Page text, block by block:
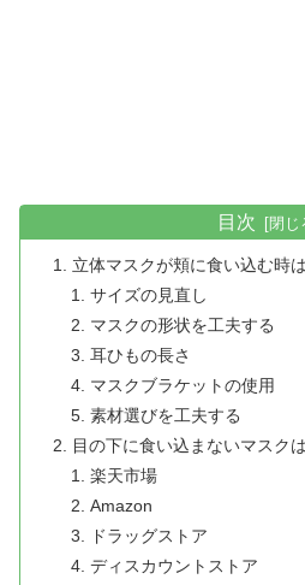
目次
立体マスクが頬に食い込む時
サイズの見直し
マスクの形状を工夫する
耳ひもの長さ
マスクブラケットの使用
素材選びを工夫する
目の下に食い込まないマスク
楽天市場
Amazon
ドラッグストア
ディスカウントストア